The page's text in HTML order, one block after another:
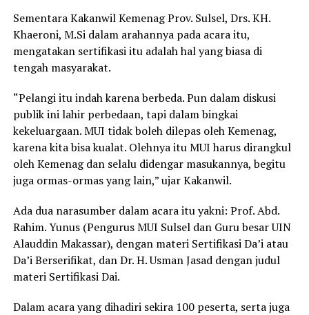
Sementara Kakanwil Kemenag Prov. Sulsel, Drs. KH.
Khaeroni, M.Si dalam arahannya pada acara itu,
mengatakan sertifikasi itu adalah hal yang biasa di
tengah masyarakat.
“Pelangi itu indah karena berbeda. Pun dalam diskusi
publik ini lahir perbedaan, tapi dalam bingkai
kekeluargaan. MUI tidak boleh dilepas oleh Kemenag,
karena kita bisa kualat. Olehnya itu MUI harus dirangkul
oleh Kemenag dan selalu didengar masukannya, begitu
juga ormas-ormas yang lain,” ujar Kakanwil.
Ada dua narasumber dalam acara itu yakni: Prof. Abd.
Rahim. Yunus (Pengurus MUI Sulsel dan Guru besar UIN
Alauddin Makassar), dengan materi Sertifikasi Da’i atau
Da’i Berserifikat, dan Dr. H. Usman Jasad dengan judul
materi Sertifikasi Dai.
Dalam acara yang dihadiri sekira 100 peserta, serta juga